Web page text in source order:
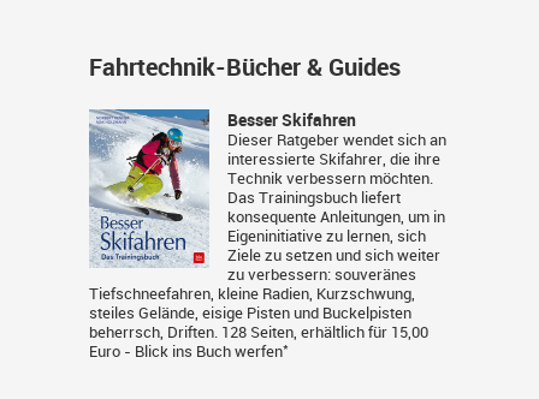
Fahrtechnik-Bücher & Guides
Besser Skifahren
Dieser Ratgeber wendet sich an
interessierte Skifahrer, die ihre
Technik verbessern möchten.
Das Trainingsbuch liefert
konsequente Anleitungen, um in
Eigeninitiative zu lernen, sich
Ziele zu setzen und sich weiter
zu verbessern: souveränes
Tiefschneefahren, kleine Radien, Kurzschwung,
steiles Gelände, eisige Pisten und Buckelpisten
beherrsch, Driften. 128 Seiten, erhältlich für 15,00
Euro - Blick ins Buch werfen*